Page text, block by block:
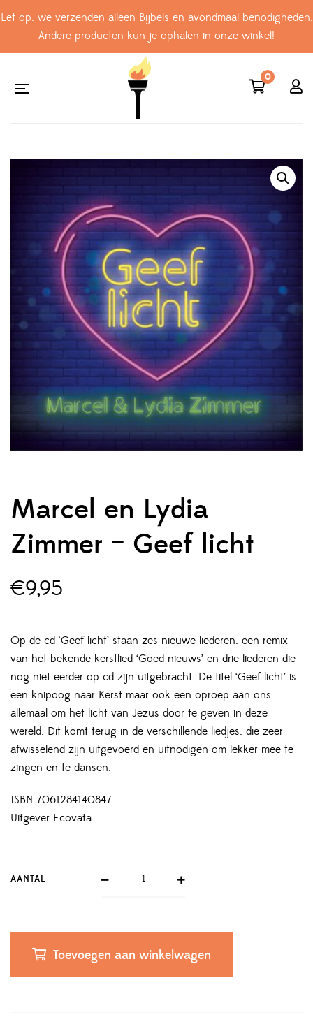
Let op: we verzenden alleen Bijbels en avondmaal benodigheden.
Andere producten kun je ophalen in onze winkel!
0
Marcel en Lydia
Zimmer – Geef licht
€9,95
Op de cd ‘Geef licht’ staan zes nieuwe liederen. een remix
van het bekende kerstlied ‘Goed nieuws’ en drie liederen die
nog niet eerder op cd zijn uitgebracht. De titel ‘Geef licht’ is
een knipoog naar Kerst maar ook een oproep aan ons
allemaal om het licht van Jezus door te geven in deze
wereld. Dit komt terug in de verschillende liedjes. die zeer
afwisselend zijn uitgevoerd en uitnodigen om lekker mee te
zingen en te dansen.
ISBN 7061284140847
Uitgever Ecovata
AANTAL
Toevoegen aan winkelwagen